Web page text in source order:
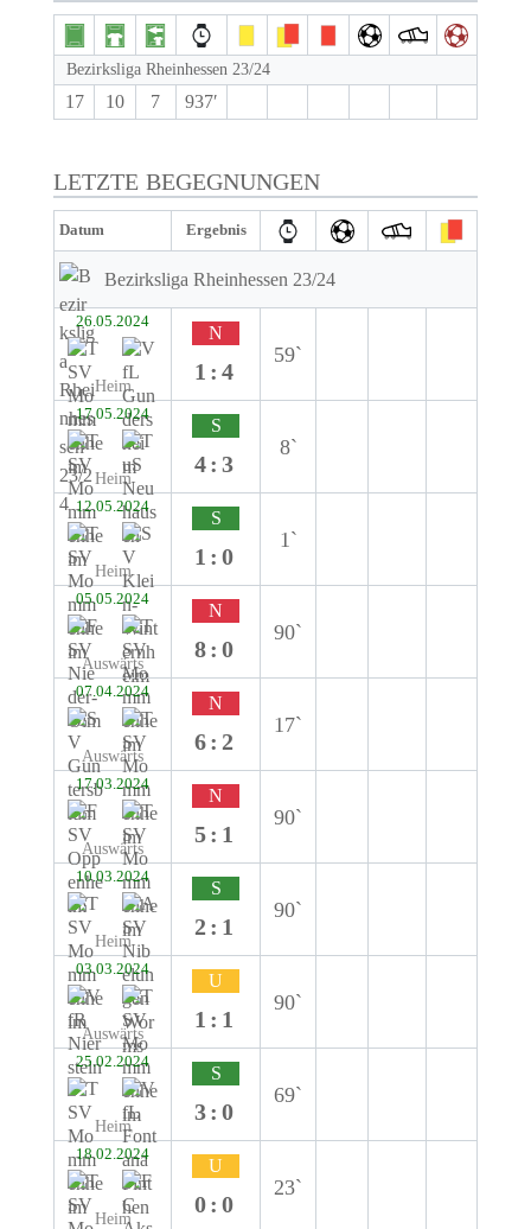
Bezirksliga Rheinhessen 23/24
17 10 7 937′
LETZTE BEGEGNUNGEN
Datum Ergebnis
Bezirksliga Rheinhessen 23/24
26.05.2024
Heim
N
1:4
59`
17.05.2024
Heim
S
4:3
8`
12.05.2024
Heim
S
1:0
1`
05.05.2024
Auswärts
N
8:0
90`
07.04.2024
Auswärts
N
6:2
17`
17.03.2024
Auswärts
N
5:1
90`
10.03.2024
Heim
S
2:1
90`
03.03.2024
Auswärts
U
1:1
90`
25.02.2024
Heim
S
3:0
69`
18.02.2024
Heim
U
0:0
23`